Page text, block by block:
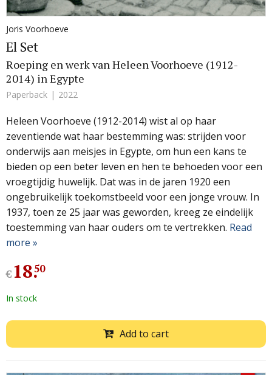
Joris Voorhoeve
El Set
Roeping en werk van Heleen Voorhoeve (1912-
2014) in Egypte
Paperback 2022
Heleen Voorhoeve (1912-2014) wist al op haar
zeventiende wat haar bestemming was: strijden voor
onder­wijs aan meisjes in Egypte, om hun een kans te
bieden op een beter leven en hen te behoeden voor een
vroegtijdig huwelijk. Dat was in de jaren 1920 een
ongebruikelijk toekomstbeeld voor een jonge vrouw. In
1937, toen ze 25 jaar was geworden, kreeg ze eindelijk
toestemming van haar ouders om te vertrekken. Read
more »
€18.
50
In stock
Add to cart